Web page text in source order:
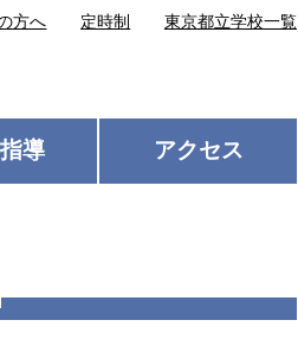
導 アクセス
方へ 東京都立学校一覧
定時制